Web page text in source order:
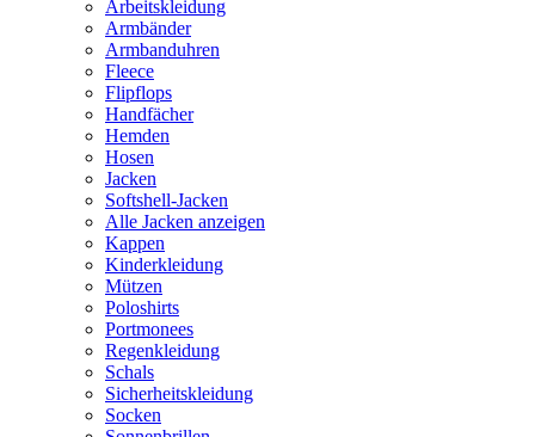
Arbeitskleidung
Armbänder
Armbanduhren
Fleece
Flipflops
Handfächer
Hemden
Hosen
Jacken
Softshell-Jacken
Alle Jacken anzeigen
Kappen
Kinderkleidung
Mützen
Poloshirts
Portmonees
Regenkleidung
Schals
Sicherheitskleidung
Socken